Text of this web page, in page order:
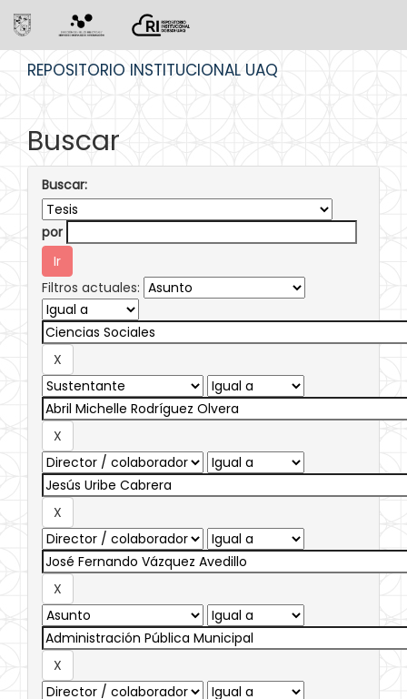
REPOSITORIO INSTITUCIONAL UAQ
Buscar
Buscar:
por
Filtros actuales: